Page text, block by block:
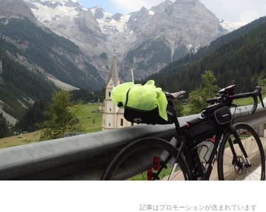
記事はプロモーションが含まれています